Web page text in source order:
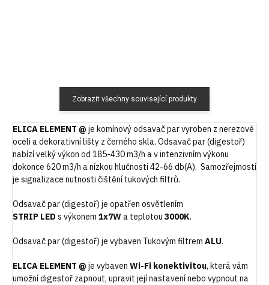
Zobrazit všechny související produkty
ELICA ELEMENT @ je komínový odsavač par vyroben z nerezové
oceli a dekorativní lišty z černého skla. Odsavač par (digestoř)
nabízí velký výkon od 185-430 m3/h a v intenzivním výkonu
dokonce 620 m3/h a nízkou hlučností 42-66 db(A). Samozřejmostí
je signalizace nutnosti čištění tukových filtrů.
Odsavač par (digestoř) je opatřen osvětlením
STRIP LED s výkonem 1x7Wa teplotou 3000K.
Odsavač par (digestoř) je vybaven Tukovým filtrem ALU.
ELICA ELEMENT @ je vybaven Wi-Fi konektivitou, která vám
umožní digestoř zapnout, upravit její nastavení nebo vypnout na